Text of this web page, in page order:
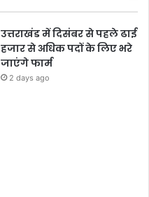
उत्तराखंड में दिसंबर से पहले ढाई
हजार से अधिक पदों के लिए भरे
जाएंगे फार्म
2 days ago